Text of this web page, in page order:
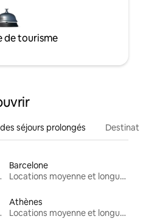
de tourisme
séjours prolongés
durée
Barcelone
Locations moyenne et longue durée
durée
Athènes
Locations moyenne et longue durée